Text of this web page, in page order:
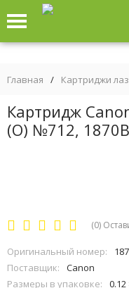
Главная / Картриджи
Картридж
(O) №712,
(0)
Оригинальный номер:
Поставщик:
Canon
Размеры в упаковке:
0.12